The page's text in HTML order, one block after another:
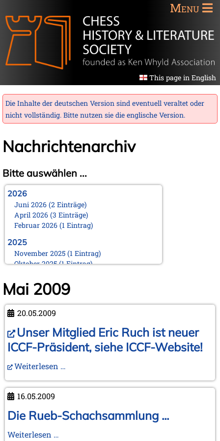
Menu
This page in English
Die Inhalte der deutschen Version sind eventuell veraltet oder
nicht vollständig. Bitte nutzen sie die englische Version.
Nachrichtenarchiv
Bitte auswählen ...
2026
Juni 2026 (2 Einträge)
April 2026 (3 Einträge)
Februar 2026 (1 Eintrag)
2025
November 2025 (1 Eintrag)
Oktober 2025 (1 Eintrag)
Juni 2025 (1 Eintrag)
März 2025 (1 Eintrag)
Februar 2025 (1 Eintrag)
Januar 2025 (1 Eintrag)
2024
November 2024 (1 Eintrag)
Oktober 2024 (1 Eintrag)
August 2024 (2 Einträge)
Januar 2024 (1 Eintrag)
2023
September 2023 (1 Eintrag)
August 2023 (1 Eintrag)
April 2023 (1 Eintrag)
Mai 2009
20.05.2009
Unser Mitglied Eric Ruch ist neuer
ICCF-Präsident, siehe ICCF-Website!
Weiterlesen …
16.05.2009
Die Rueb-Schachsammlung ...
Weiterlesen …